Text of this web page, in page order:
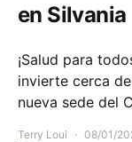
en Silvania
¡Salud para
invierte cerca
nueva sede del
Terry Loui 08/01/